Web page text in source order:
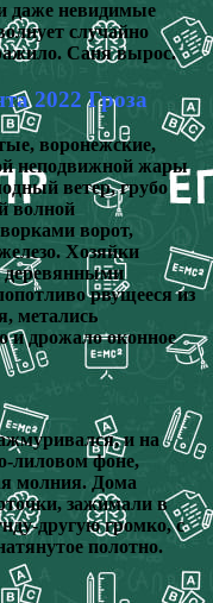
даже невидимые
случайно
Саня вырос.
2022 Гроза
воронежские,
неподвижной жары
ветер, грубо
волной
ворот,
Хозяйки
деревянными
рвущееся из
метались
и дрожало оконное
и на
лиловом фоне,
молния. Дома
зажимали в
другую громко, с
полотно.